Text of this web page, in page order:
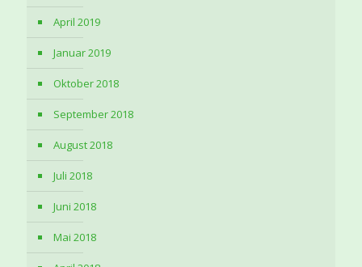
April 2019
Januar 2019
Oktober 2018
September 2018
August 2018
Juli 2018
Juni 2018
Mai 2018